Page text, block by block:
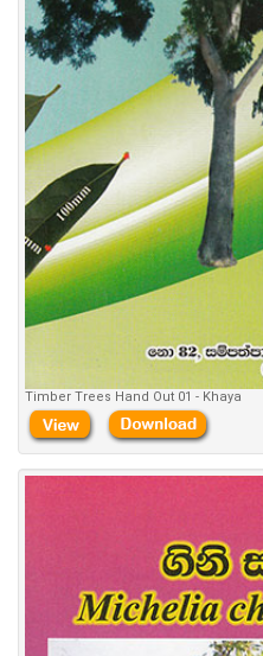
Timber Trees Hand Out 01 - Khaya